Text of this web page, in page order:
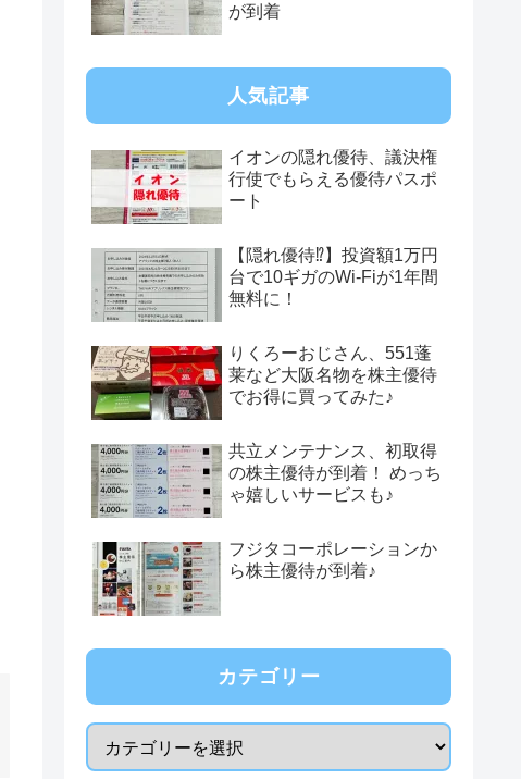
が到着
人気記事
イオンの隠れ優待、議決権
行使でもらえる優待パスポ
ート
【隠れ優待⁉︎】投資額1万円
台で10ギガのWi-Fiが1年間
無料に！
りくろーおじさん、551蓬
莱など大阪名物を株主優待
でお得に買ってみた♪
共立メンテナンス、初取得
の株主優待が到着！ めっち
ゃ嬉しいサービスも♪
フジタコーポレーションか
ら株主優待が到着♪
カテゴリー